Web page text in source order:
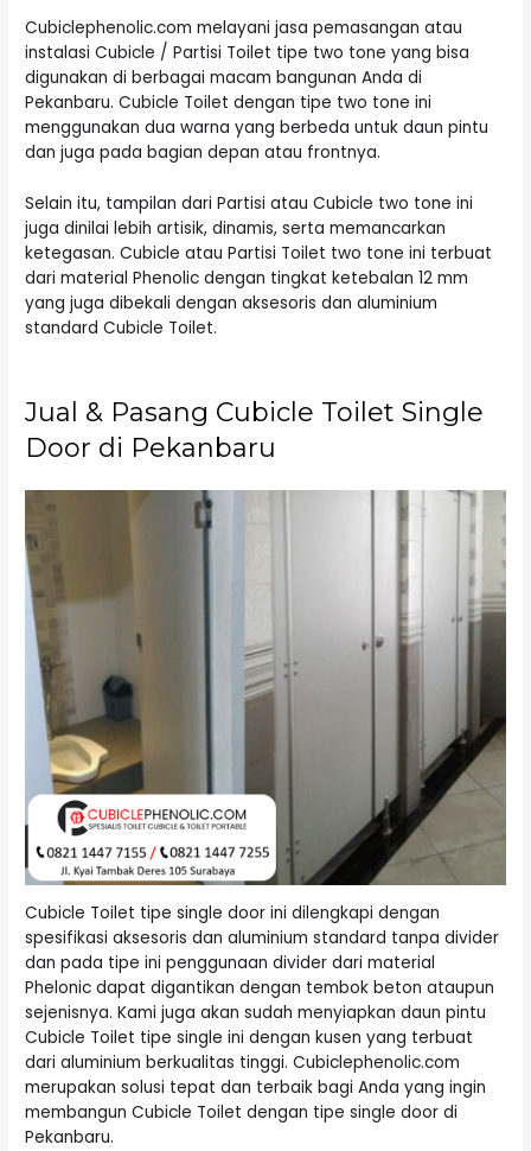
Cubiclephenolic.com melayani jasa pemasangan atau
instalasi Cubicle / Partisi Toilet tipe two tone yang bisa
digunakan di berbagai macam bangunan Anda di
Pekanbaru. Cubicle Toilet dengan tipe two tone ini
menggunakan dua warna yang berbeda untuk daun pintu
dan juga pada bagian depan atau frontnya.
Selain itu, tampilan dari Partisi atau Cubicle two tone ini
juga dinilai lebih artisik, dinamis, serta memancarkan
ketegasan. Cubicle atau Partisi Toilet two tone ini terbuat
dari material Phenolic dengan tingkat ketebalan 12 mm
yang juga dibekali dengan aksesoris dan aluminium
standard Cubicle Toilet.
Jual & Pasang Cubicle Toilet Single
Door di Pekanbaru
Cubicle Toilet tipe single door ini dilengkapi dengan
spesifikasi aksesoris dan aluminium standard tanpa divider
dan pada tipe ini penggunaan divider dari material
Phelonic dapat digantikan dengan tembok beton ataupun
sejenisnya. Kami juga akan sudah menyiapkan daun pintu
Cubicle Toilet tipe single ini dengan kusen yang terbuat
dari aluminium berkualitas tinggi. Cubiclephenolic.com
merupakan solusi tepat dan terbaik bagi Anda yang ingin
membangun Cubicle Toilet dengan tipe single door di
Pekanbaru.